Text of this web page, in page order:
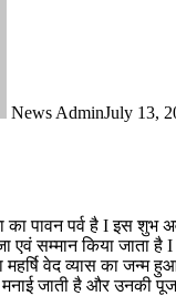
News AdminJuly 13,
का पावन पर्व है I इस शुभ
एवं सम्मान किया जाता है
महर्षि वेद व्यास का जन्म
मनाई जाती है और उनकी